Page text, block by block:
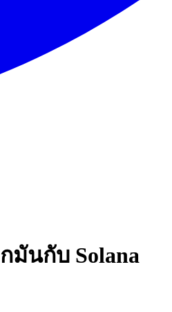
มันกับ Solana